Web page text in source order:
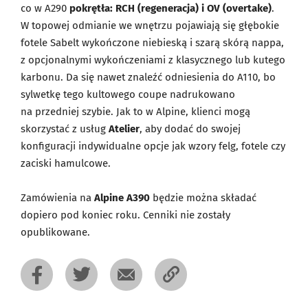
co w A290 pokrętła: RCH (regeneracja) i OV (overtake).
W topowej odmianie we wnętrzu pojawiają się głębokie
fotele Sabelt wykończone niebieską i szarą skórą nappa,
z opcjonalnymi wykończeniami z klasycznego lub kutego
karbonu. Da się nawet znaleźć odniesienia do A110, bo
sylwetkę tego kultowego coupe nadrukowano
na przedniej szybie. Jak to w Alpine, klienci mogą
skorzystać z usług Atelier, aby dodać do swojej
konfiguracji indywidualne opcje jak wzory felg, fotele czy
zaciski hamulcowe.
Zamówienia na Alpine A390 będzie można składać
dopiero pod koniec roku. Cenniki nie zostały
opublikowane.